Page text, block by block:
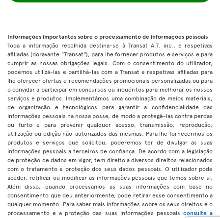
Informações importantes sobre o processamento de informações pessoais
Toda a informação recolhida destina-se à Transat A.T. inc., e respetivas
afiliadas (doravante "Transat"), para lhe fornecer produtos e serviços e para
cumprir as nossas obrigações legais. Com o consentimento do utilizador,
podemos utilizá-las e partilhá-las com a Transat e respetivas afiliadas para
lhe oferecer ofertas e recomendações promocionais personalizadas ou para
o convidar a participar em concursos ou inquéritos para melhorar os nossos
serviços e produtos. Implementámos uma combinação de meios materiais,
de organização e tecnológicos para garantir a confidencialidade das
informações pessoais na nossa posse, de modo a protegê-las contra perdas
ou furto e para prevenir qualquer acesso, transmissão, reprodução,
utilização ou edição não-autorizados das mesmas. Para lhe fornecermos os
produtos e serviços que solicitou, poderemos ter de divulgar as suas
informações pessoais a terceiros de confiança. De acordo com a legislação
de proteção de dados em vigor, tem direito a diversos direitos relacionados
com o tratamento e proteção dos seus dados pessoais. O utilizador pode
aceder, retificar ou modificar as informações pessoais que temos sobre si.
Além disso, quando processamos as suas informações com base no
consentimento que deu anteriormente, pode retirar esse consentimento a
qualquer momento. Para saber mais informações sobre os seus direitos e o
processamento e a proteção das suas informações pessoais consulte a